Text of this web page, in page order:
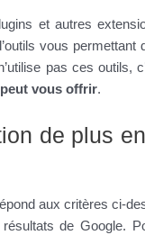
et autres
vous permettant
pas ces outils,
vous offrir.
de plus
aux critères ci-
de Google.